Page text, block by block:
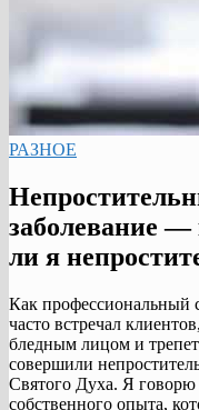
РАЗНОЕ
заболевание —
ли я
Как профессиональный
часто встречал
бледным лицом и
совершили
Святого Духа. Я говорю
собственного опыта,